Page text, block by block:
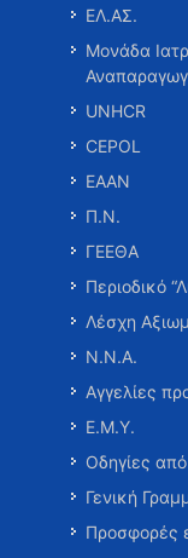
ΕΛ.ΑΣ.
Μονάδα
UNHCR
CEPOL
ΕΑΑΝ
Π.Ν.
ΓΕΕΘΑ
Περιοδικό
Λέσχη
Ν.Ν.Α.
Αγγελίες
Ε.Μ.Υ.
Οδηγίες
Γενική
Προσφορές